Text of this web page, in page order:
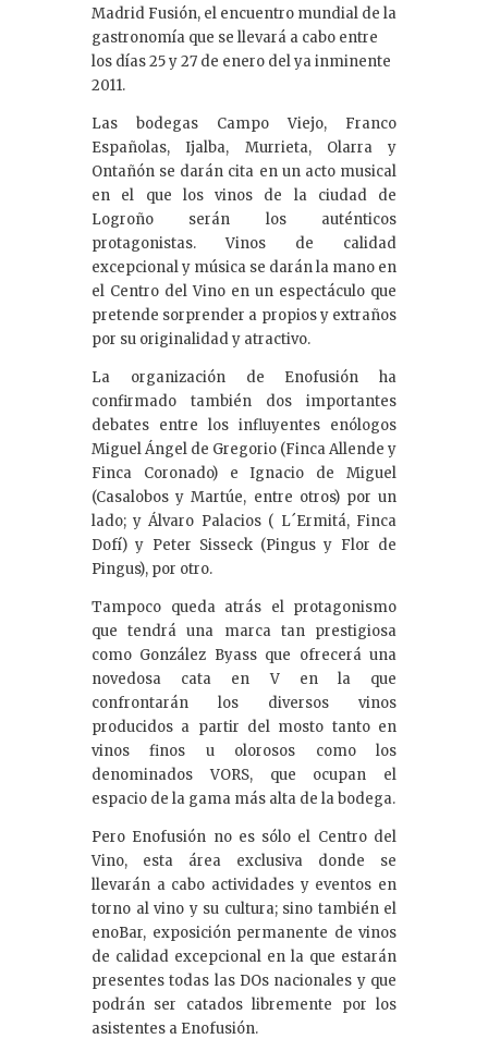
Madrid Fusión, el encuentro mundial de la
gastronomía que se llevará a cabo entre
los días 25 y 27 de enero del ya inminente
2011.
Las bodegas Campo Viejo, Franco
Españolas, Ijalba, Murrieta, Olarra y
Ontañón se darán cita en un acto musical
en el que los vinos de la ciudad de
Logroño serán los auténticos
protagonistas. Vinos de calidad
excepcional y música se darán la mano en
el Centro del Vino en un espectáculo que
pretende sorprender a propios y extraños
por su originalidad y atractivo.
La organización de Enofusión ha
confirmado también dos importantes
debates entre los influyentes enólogos
Miguel Ángel de Gregorio (Finca Allende y
Finca Coronado) e Ignacio de Miguel
(Casalobos y Martúe, entre otros) por un
lado; y Álvaro Palacios ( L´Ermitá, Finca
Dofí) y Peter Sisseck (Pingus y Flor de
Pingus), por otro.
Tampoco queda atrás el protagonismo
que tendrá una marca tan prestigiosa
como González Byass que ofrecerá una
novedosa cata en V en la que
confrontarán los diversos vinos
producidos a partir del mosto tanto en
vinos finos u olorosos como los
denominados VORS, que ocupan el
espacio de la gama más alta de la bodega.
Pero Enofusión no es sólo el Centro del
Vino, esta área exclusiva donde se
llevarán a cabo actividades y eventos en
torno al vino y su cultura; sino también el
enoBar, exposición permanente de vinos
de calidad excepcional en la que estarán
presentes todas las DOs nacionales y que
podrán ser catados libremente por los
asistentes a Enofusión.